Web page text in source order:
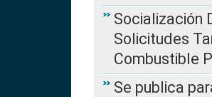
Socialización
Solicitudes
Combustible
Se publica